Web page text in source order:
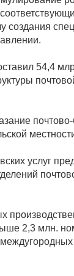
создания
54,4
почтово-
услуг
2,3 млн.